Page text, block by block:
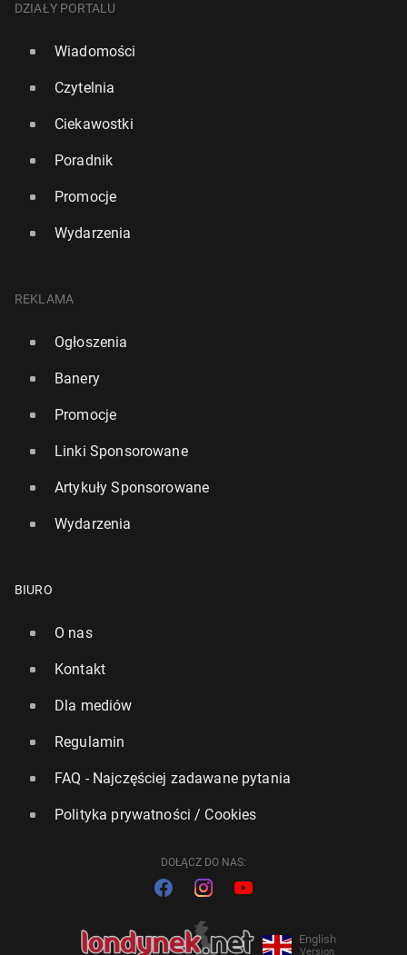
DZIAŁY PORTALU
Wiadomości
Czytelnia
Ciekawostki
Poradnik
Promocje
Wydarzenia
REKLAMA
Ogłoszenia
Banery
Promocje
Linki Sponsorowane
Artykuły Sponsorowane
Wydarzenia
BIURO
O nas
Kontakt
Dla mediów
Regulamin
FAQ - Najczęściej zadawane pytania
Polityka prywatności / Cookies
DOŁĄCZ DO NAS:
English
Version